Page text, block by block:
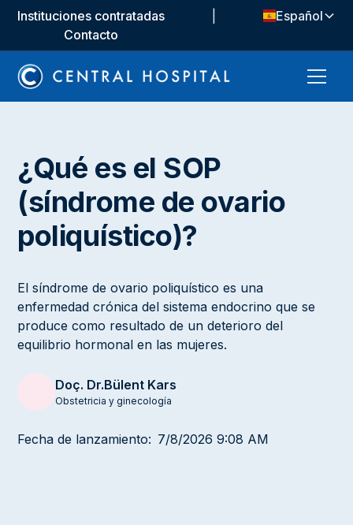
Instituciones contratadas
Contacto
Español
¿Qué es el SOP
(síndrome de ovario
poliquístico)?
El síndrome de ovario poliquístico es una
enfermedad crónica del sistema endocrino que se
produce como resultado de un deterioro del
equilibrio hormonal en las mujeres.
Doç. Dr.Bülent Kars
Obstetricia y ginecología
Fecha de lanzamiento: 7/8/2026 9:08 AM